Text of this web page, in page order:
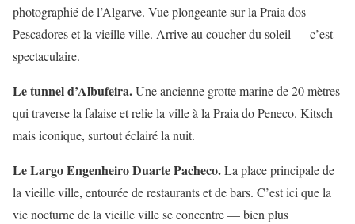
photographié de l’Algarve. Vue plongeante sur la Praia dos
Pescadores et la vieille ville. Arrive au coucher du soleil — c’est
spectaculaire.
Le tunnel d’Albufeira.Une ancienne grotte marine de 20 mètres
qui traverse la falaise et relie la ville à la Praia do Peneco. Kitsch
mais iconique, surtout éclairé la nuit.
Le Largo Engenheiro Duarte Pacheco.La place principale de
la vieille ville, entourée de restaurants et de bars. C’est ici que la
vie nocturne de la vieille ville se concentre — bien plus